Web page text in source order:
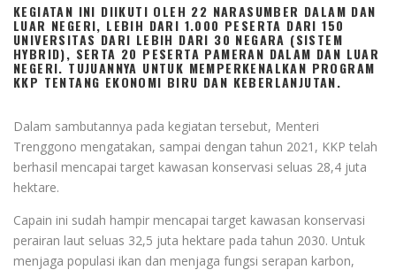
KEGIATAN INI DIIKUTI OLEH 22 NARASUMBER DALAM DAN
LUAR NEGERI, LEBIH DARI 1.000 PESERTA DARI 150
UNIVERSITAS DARI LEBIH DARI 30 NEGARA (SISTEM
HYBRID), SERTA 20 PESERTA PAMERAN DALAM DAN LUAR
NEGERI. TUJUANNYA UNTUK MEMPERKENALKAN PROGRAM
KKP TENTANG EKONOMI BIRU DAN KEBERLANJUTAN.
Dalam sambutannya pada kegiatan tersebut, Menteri
Trenggono mengatakan, sampai dengan tahun 2021, KKP telah
berhasil mencapai target kawasan konservasi seluas 28,4 juta
hektare.
Capain ini sudah hampir mencapai target kawasan konservasi
perairan laut seluas 32,5 juta hektare pada tahun 2030. Untuk
menjaga populasi ikan dan menjaga fungsi serapan karbon,